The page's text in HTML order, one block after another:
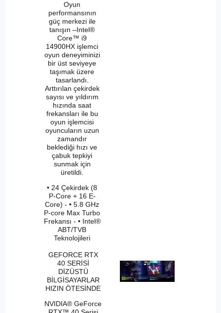
Oyun
performansının
güç merkezi ile
tanışın –Intel®
Core™ i9
14900HX işlemci
oyun deneyiminizi
bir üst seviyeye
taşımak üzere
tasarlandı.
Arttırılan çekirdek
sayısı ve yıldırım
hızında saat
frekansları ile bu
oyun işlemcisi
oyuncuların uzun
zamandır
beklediği hızı ve
çabuk tepkiyi
sunmak için
üretildi.
• 24 Çekirdek (8
P-Core + 16 E-
Core) - • 5.8 GHz
P-core Max Turbo
Frekansı - • Intel®
ABT/TVB
Teknolojileri
GEFORCE RTX
40 SERİSİ
DİZÜSTÜ
BİLGİSAYARLAR
HIZIN ÖTESİNDE
NVIDIA® GeForce